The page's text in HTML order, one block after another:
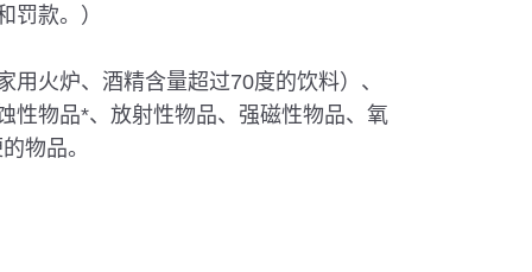
罚款。）
火炉、酒精含量超过70度的饮料）、
性物品*、放射性物品、强磁性物品、氧
物品。